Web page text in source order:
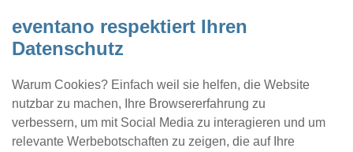
eventano respektiert Ihren
Datenschutz
Warum Cookies? Einfach weil sie helfen, die Website
nutzbar zu machen, Ihre Browsererfahrung zu
verbessern, um mit Social Media zu interagieren und um
relevante Werbebotschaften zu zeigen, die auf Ihre